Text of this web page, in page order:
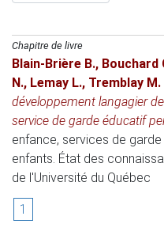
Chapitre de livre
Blain-Brière B., Bouchard
N., Lemay L., Tremblay M.
développement langagier
service de garde éducatif
enfance, services de
enfants. État des
de l'Université du Québec
1